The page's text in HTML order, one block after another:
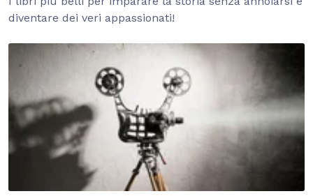
diventare dei veri appassionati!